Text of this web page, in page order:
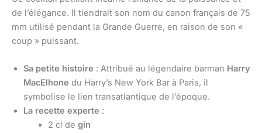
de l’élégance. Il tiendrait son nom du canon français de 75
mm utilisé pendant la Grande Guerre, en raison de son «
coup » puissant.
Sa petite histoire : Attribué au légendaire barman Harry
MacElhone du Harry’s New York Bar à Paris, il
symbolise le lien transatlantique de l’époque.
La recette experte :
2 cl de gin